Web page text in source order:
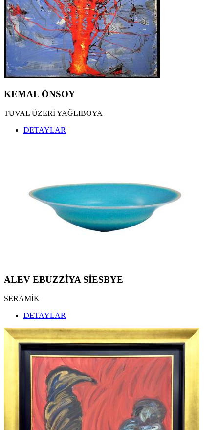
KEMAL ÖNSOY
TUVAL ÜZERİ YAĞLIBOYA
DETAYLAR
ALEV EBUZZİYA SİESBYE
SERAMİK
DETAYLAR